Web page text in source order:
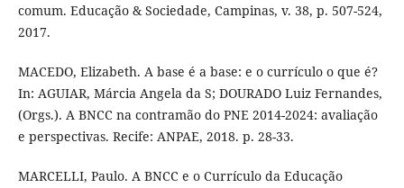
comum. Educação & Sociedade, Campinas, v. 38, p. 507-524,
2017.
MACEDO, Elizabeth. A base é a base: e o currículo o que é?
In: AGUIAR, Márcia Angela da S; DOURADO Luiz Fernandes,
(Orgs.). A BNCC na contramão do PNE 2014-2024: avaliação
e perspectivas. Recife: ANPAE, 2018. p. 28-33.
MARCELLI, Paulo. A BNCC e o Currículo da Educação